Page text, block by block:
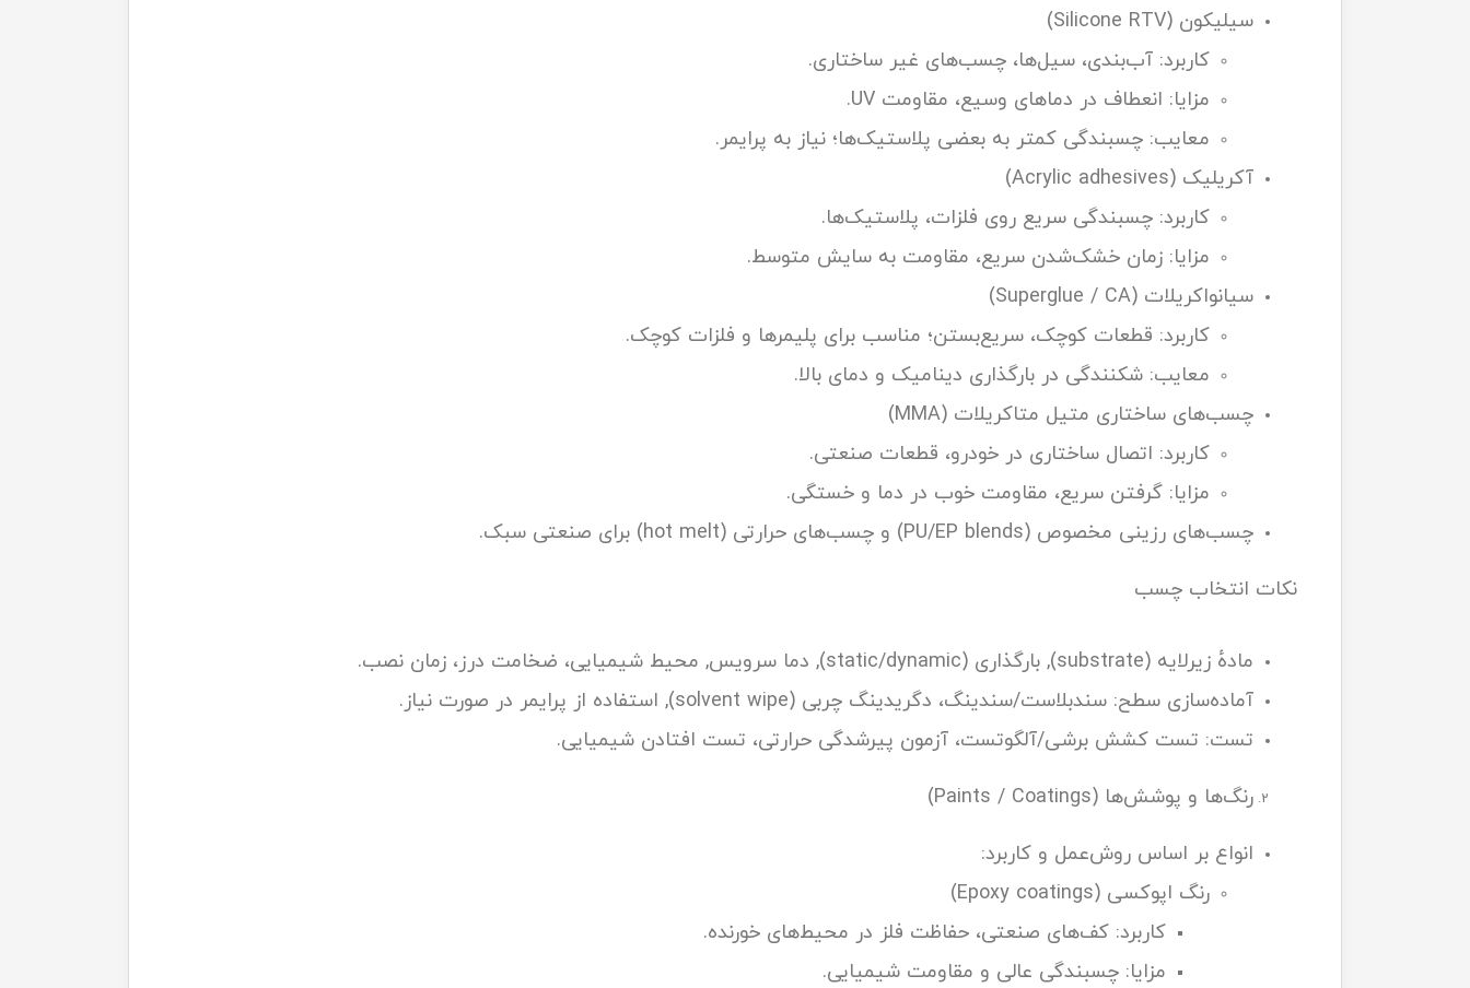
سیلیکون (Silicone RTV)
کاربرد: آب‌بندی، سیل‌ها، چسب‌های غیر ساختاری.
مزایا: انعطاف در دماهای وسیع، مقاومت UV.
معایب: چسبندگی کمتر به بعضی پلاستیک‌ها؛ نیاز به پرایمر.
آکریلیک (Acrylic adhesives)
کاربرد: چسبندگی سریع روی فلزات، پلاستیک‌ها.
مزایا: زمان خشک‌شدن سریع، مقاومت به سایش متوسط.
سیانواکریلات (Superglue / CA)
کاربرد: قطعات کوچک، سریع‌بستن؛ مناسب برای پلیمرها و فلزات کوچک.
معایب: شکنندگی در بارگذاری دینامیک و دمای بالا.
چسب‌های ساختاری متیل متاکریلات (MMA)
کاربرد: اتصال ساختاری در خودرو، قطعات صنعتی.
مزایا: گرفتن سریع، مقاومت خوب در دما و خستگی.
چسب‌های رزینی مخصوص (PU/EP blends) و چسب‌های حرارتی (hot melt) برای صنعتی سبک.
نکات انتخاب چسب
مادهٔ زیرلایه (substrate), بارگذاری (static/dynamic), دما سرویس, محیط شیمیایی، ضخامت درز، زمان نصب.
آماده‌سازی سطح: سندبلاست/سندینگ، دگریدینگ چربی (solvent wipe), استفاده از پرایمر در صورت نیاز.
تست: تست کشش برشی/آلگوتست، آزمون پیرشدگی حرارتی، تست افتادن شیمیایی.
رنگ‌ها و پوشش‌ها (Paints / Coatings)
انواع بر اساس روش‌عمل و کاربرد:
رنگ اپوکسی (Epoxy coatings)
کاربرد: کف‌های صنعتی، حفاظت فلز در محیط‌های خورنده.
مزایا: چسبندگی عالی و مقاومت شیمیایی.